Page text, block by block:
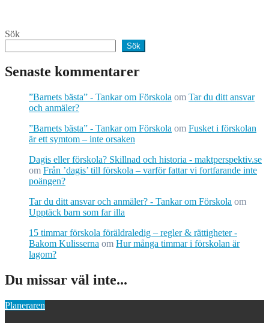
Sök
Sök
Senaste kommentarer
”Barnets bästa” - Tankar om Förskola om Tar du ditt ansvar
och anmäler?
”Barnets bästa” - Tankar om Förskola om Fusket i förskolan
är ett symtom – inte orsaken
Dagis eller förskola? Skillnad och historia - maktperspektiv.se
om Från ’dagis’ till förskola – varför fattar vi fortfarande inte
poängen?
Tar du ditt ansvar och anmäler? - Tankar om Förskola om
Upptäck barn som far illa
15 timmar förskola föräldraledig – regler & rättigheter -
Bakom Kulisserna om Hur många timmar i förskolan är
lagom?
Du missar väl inte...
Planeraren